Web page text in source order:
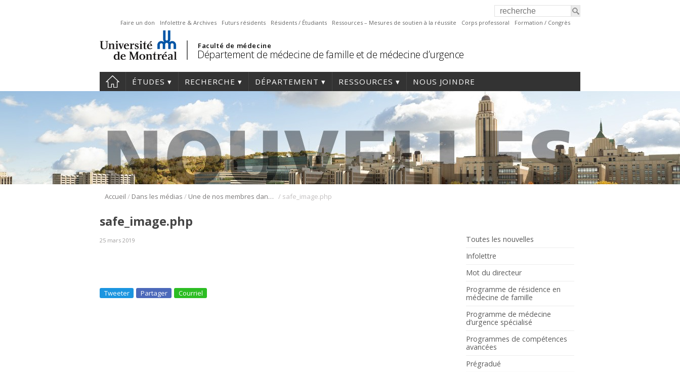
Faire un don Infolettre & Archives Futurs résidents Résidents / Étudiants Ressources – Mesures de soutien à la réussite Corps professoral Formation / Congrès
Faculté de médecine
Département de médecine de famille et de médecine d’urgence
ÉTUDES RECHERCHE DÉPARTEMENT RESSOURCES NOUS JOINDRE
Accueil / Dans les médias / Une de nos membres dans l’actualité! / safe_image.php
Toutes les nouvelles
Infolettre
Mot du directeur
Programme de résidence en
médecine de famille
Programme de médecine
d’urgence spécialisé
Programmes de compétences
avancées
Prégradué
safe_image.php
25 mars 2019
Tweeter Partager Courriel